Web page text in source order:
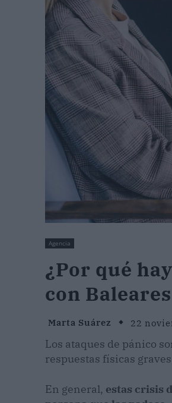
Agencia
¿Por qué
con
Marta Suárez 22
Los ataques de pánico
respuestas físicas
En general, estas crisis